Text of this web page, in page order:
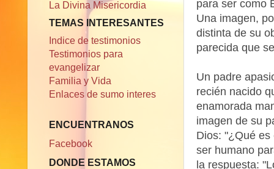
para ser como
Una imagen,
distinta de su
parecida que
Un padre
recién nacido
enamorada
imagen de su
Dios: "¿Qué es
ser humano
la respuesta:
La Divina Misericordia
TEMAS INTERESANTES
Indice de testimonios
Testimonios para
evangelizar
Familia y Vida
Enlaces de sumo interes
ENCUENTRANOS
Facebook
DONDE ESTAMOS